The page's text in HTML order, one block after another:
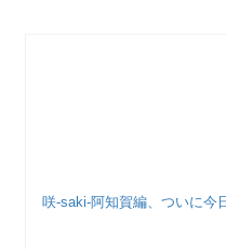
咲-saki-阿知賀編、ついに今